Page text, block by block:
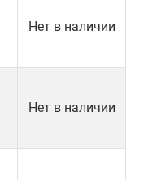
Нет в наличии
Нет в наличии